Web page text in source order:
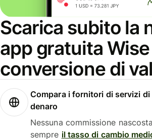
Scarica subito la
app gratuita
conversione di
Compara i fornitori di servizi
denaro
Nessuna commissione
sempre il tasso di cambio